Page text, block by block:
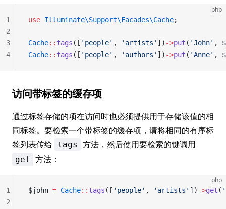
php
use Illuminate\Support\Facades\Cache;
Cache:: tags ([ 'people' , 'artists' ]) ->put ( 'John' ,
Cache:: tags ([ 'people' , 'authors' ]) ->put ( 'Anne' ,
1
2
3
4
访问带标签的缓存项
通过标签存储的项在访问时也必须提供用于存储该值的相
同标签。要检索一个带标签的缓存项，请将相同的有序标
签列表传给 tags 方法，然后使用要检索的键调用
get 方法：
php
$john = Cache:: tags ([ 'people' , 'artists' ]) ->get (
1
2